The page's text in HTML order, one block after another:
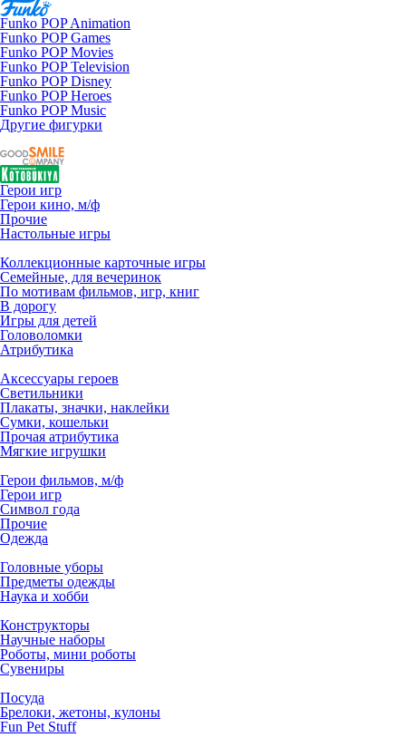
Funko POP Animation
Funko POP Games
Funko POP Movies
Funko POP Television
Funko POP Disney
Funko POP Heroes
Funko POP Music
Другие фигурки
Герои игр
Герои кино, м/ф
Прочие
Настольные игры
Коллекционные карточные игры
Семейные, для вечеринок
По мотивам фильмов, игр, книг
В дорогу
Игры для детей
Головоломки
Атрибутика
Аксессуары героев
Светильники
Плакаты, значки, наклейки
Сумки, кошельки
Прочая атрибутика
Мягкие игрушки
Герои фильмов, м/ф
Герои игр
Символ года
Прочие
Одежда
Головные уборы
Предметы одежды
Наука и хобби
Конструкторы
Научные наборы
Роботы, мини роботы
Сувениры
Посуда
Брелоки, жетоны, кулоны
Fun Pet Stuff